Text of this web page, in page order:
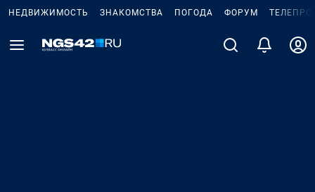
НЕДВИЖИМОСТЬ ЗНАКОМСТВА ПОГОДА ФОРУМ